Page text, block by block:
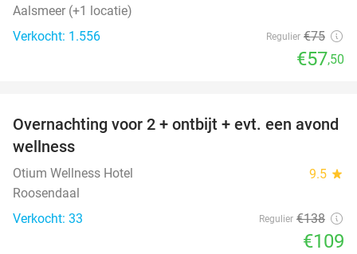
Aalsmeer (+1 locatie)
Verkocht: 1.556
Regulier €75
€57,50
21%
Overnachting voor 2 + ontbijt + evt. een avond
wellness
Otium Wellness Hotel 9.5 star
Roosendaal
Verkocht: 33
Regulier €138
€109